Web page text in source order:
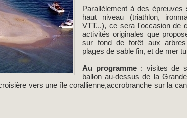
Parallèlement à des épreuves
haut niveau (triathlon,
VTT...), ce sera l'occasion de
activités originales que
sur fond de forêt aux
plages de sable fin, et de mer
Au programme : visites de
ballon au-dessus de la
vers une île corallienne,accrobranche sur la